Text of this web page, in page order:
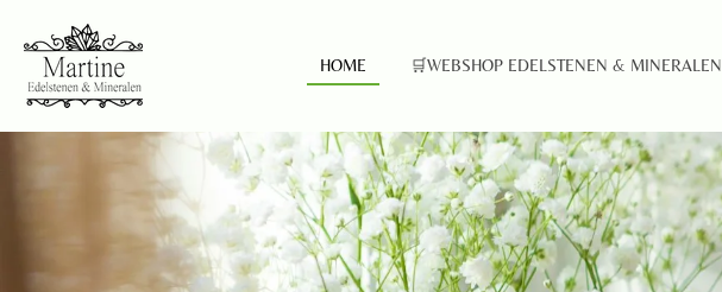
direct
naar
de
hoofdinhoud
HOME 🛒WEBSHOP EDELSTENEN & MINERALEN